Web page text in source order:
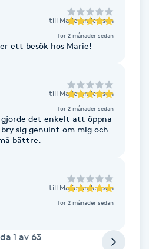
till Marie Andersson
för 2 månader sedan
ett besök hos Marie!
till Marie Andersson
för 2 månader sedan
det enkelt att öppna
sig genuint om mig och
bättre.
till Marie Andersson
för 2 månader sedan
1 av 63